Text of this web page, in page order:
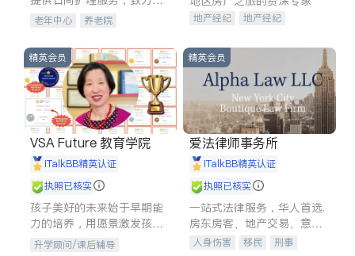
通过持续的护理创新来有效
老年中心 养老院 地产经纪
地产经纪
商铺租售
精英会员
VSA Future 教育学院
iTalkBB精英认证
执照已核实
孩子美好的未来始于早期能
力的培养，用愿景激发孩子
的学习潜力和动力。理念：
升学顾问/课后辅导
精英会员
爱法律师事务所
iTalkBB精英认证
执照已核实
一站式法律服务，华人首选.
房东房客、地产交易、意外
伤害、车祸重伤、商业诉
人身伤害 移民
刑事